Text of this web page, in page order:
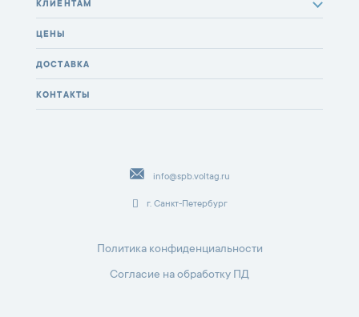
КЛИЕНТАМ
ЦЕНЫ
ДОСТАВКА
КОНТАКТЫ
info@spb.voltag.ru
г. Санкт-Петербург
Политика конфиденциальности
Согласие на обработку ПД